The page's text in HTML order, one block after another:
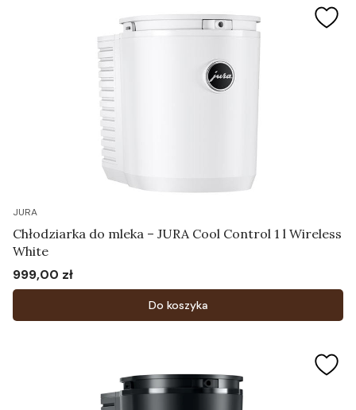
JURA
Chłodziarka do mleka – JURA Cool Control 1 l Wireless
White
Cena
999,00 zł
Do koszyka